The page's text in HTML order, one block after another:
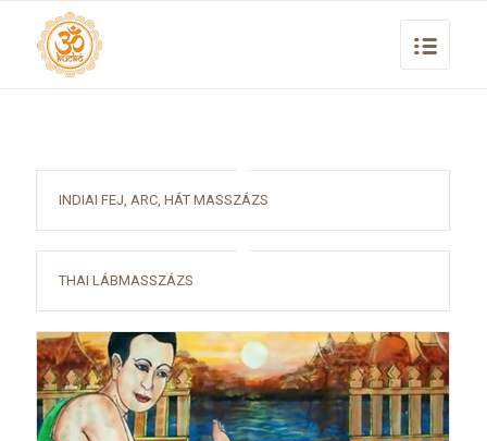
INDIAI FEJ, ARC, HÁT MASSZÁZS
THAI LÁBMASSZÁZS